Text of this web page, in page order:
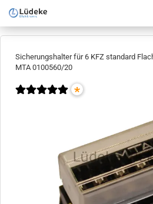
Sicherungshalter für 6 KFZ standard
MTA 0100560/20
*